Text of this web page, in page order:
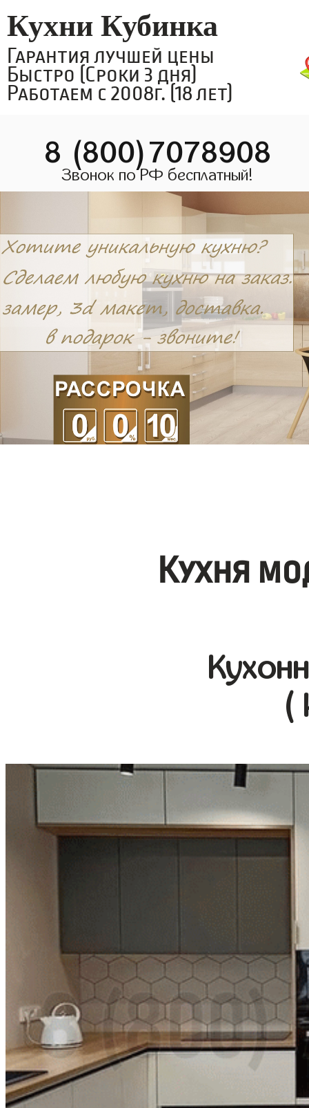
Кухни Кубинка
Гарантия лучшей цены
Быстро (Сроки 3 дня)
Работаем с 2008г. (18 лет)
8 (800)7078908
Звонок по РФ бесплатный!
Кухня
(